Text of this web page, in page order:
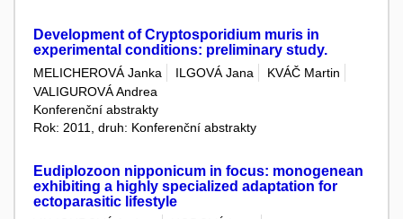
Development of Cryptosporidium muris in
experimental conditions: preliminary study.
MELICHEROVÁ Janka ILGOVÁ Jana
KVÁČ Martin
VALIGUROVÁ Andrea
Konferenční abstrakty
Rok: 2011, druh: Konferenční abstrakty
Eudiplozoon nipponicum in focus: monogenean
exhibiting a highly specialized adaptation for
ectoparasitic lifestyle